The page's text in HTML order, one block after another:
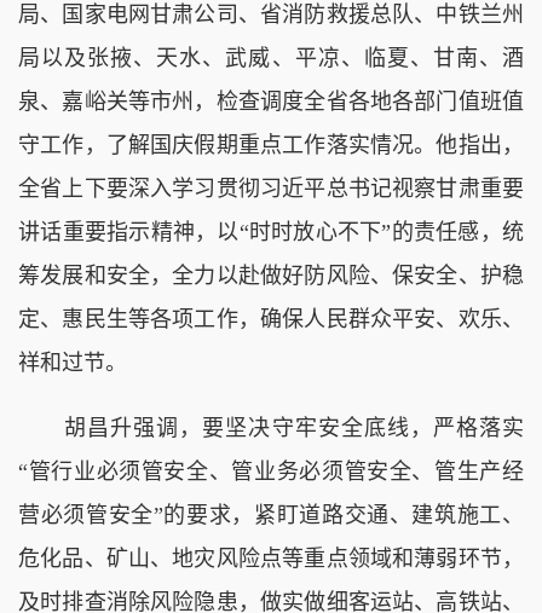
局、国家电网甘肃公司、省消防救援总队、中铁兰州
局以及张掖、天水、武威、平凉、临夏、甘南、酒
泉、嘉峪关等市州，检查调度全省各地各部门值班值
守工作，了解国庆假期重点工作落实情况。他指出，
全省上下要深入学习贯彻习近平总书记视察甘肃重要
讲话重要指示精神，以“时时放心不下”的责任感，统
筹发展和安全，全力以赴做好防风险、保安全、护稳
定、惠民生等各项工作，确保人民群众平安、欢乐、
祥和过节。
胡昌升强调，要坚决守牢安全底线，严格落实
“管行业必须管安全、管业务必须管安全、管生产经
营必须管安全”‌的要求，紧盯道路交通、建筑施工、
危化品、矿山、地灾风险点等重点领域和薄弱环节，
及时排查消除风险隐患，做实做细客运站、高铁站、